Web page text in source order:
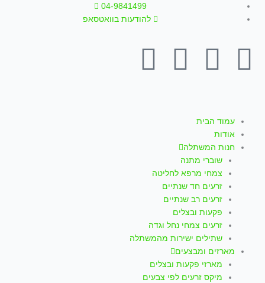
דילוג
לתוכן
04-9841499
להודעות בוואטסאפ
F
c
e
b
o
o
k
Y
u
t
u
b
e
I
t
a
g
r
a
W
p
עמוד הבית
אודות
חנות המשתלה
שוברי מתנה
צמחי מרפא לחליטה
זרעים חד שנתיים
זרעים רב שנתיים
פקעות ובצלים
זרעים צמחי נחל וגדה
שתילים ישירות מהמשתלה
מארזים ומבצעים
מארזי פקעות ובצלים
מיקס זרעים לפי צבעים